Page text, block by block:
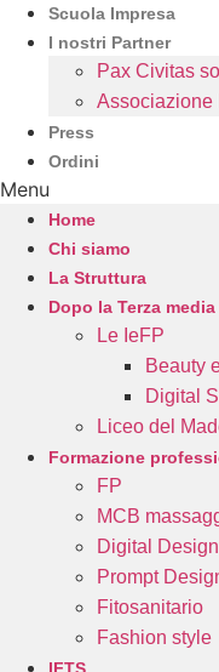
Scuola Impresa
I nostri Partner
Pax Civitas
Associazione
Press
Ordini
Menu
Home
Chi siamo
La Struttura
Dopo la Terza media
Le IeFP
Beauty
Digital
Liceo del
Formazione
FP
MCB
Digital Design
Prompt
Fitosanitario
Fashion style